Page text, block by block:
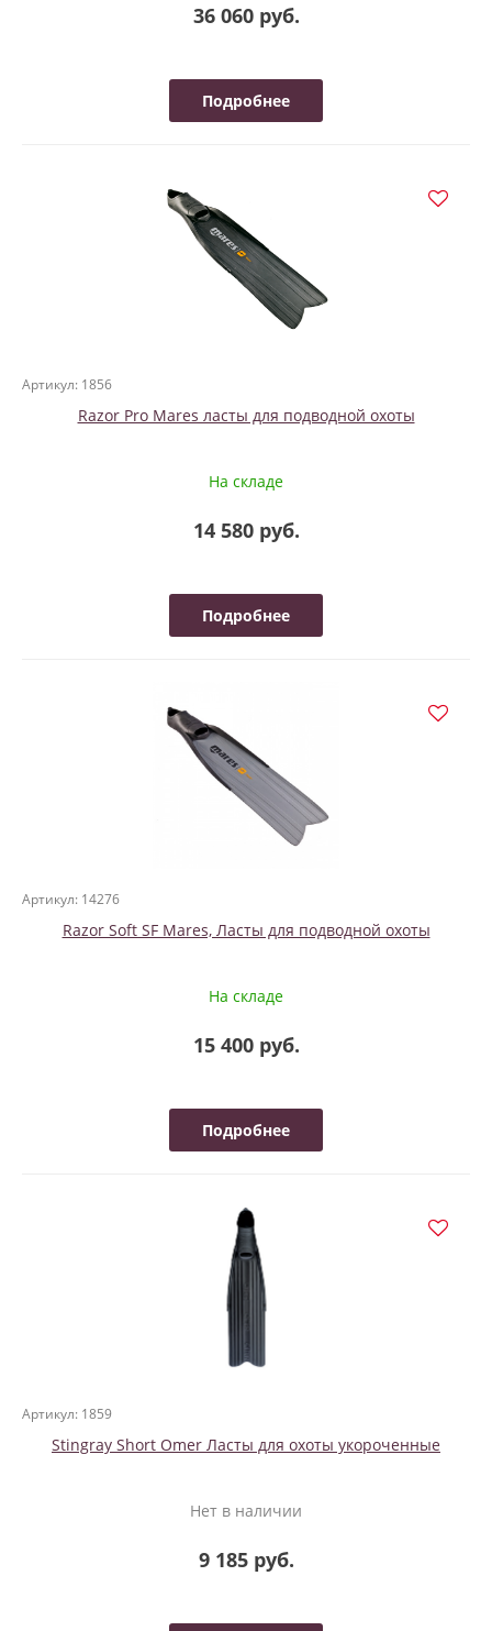
36 060 руб.
Подробнее
Артикул: 1856
Razor Pro Mares ласты для подводной охоты
На складе
14 580 руб.
Подробнее
Артикул: 14276
Razor Soft SF Mares, Ласты для подводной охоты
На складе
15 400 руб.
Подробнее
Артикул: 1859
Stingray Short Omer Ласты для охоты укороченные
Нет в наличии
9 185 руб.